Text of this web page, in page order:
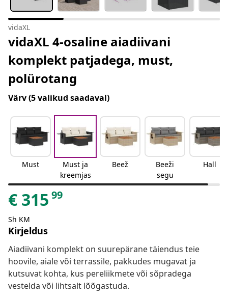
vidaXL
vidaXL 4-osaline aiadiivani
komplekt patjadega, must,
polürotang
Värv(5 valikud saadaval)
Must
Must ja
kreemjas
Beež
Beeži
segu
Hall
€ 315 99
Sh KM
Kirjeldus
Aiadiivani komplekt on suurepärane täiendus teie
hoovile, aiale või terrassile, pakkudes mugavat ja
kutsuvat kohta, kus pereliikmete või sõpradega
vestelda või lihtsalt lõõgastuda.